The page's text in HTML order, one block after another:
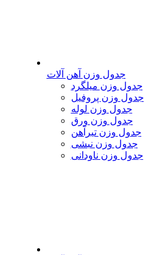
جدول وزن آهن آلات
جدول وزن میلگرد
جدول وزن پروفیل
جدول وزن لوله
جدول وزن ورق
جدول وزن تیرآهن
جدول وزن نبشی
جدول وزن ناودانی